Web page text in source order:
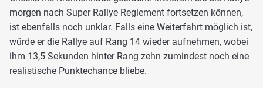
morgen nach Super Rallye Reglement fortsetzen können,
ist ebenfalls noch unklar. Falls eine Weiterfahrt möglich ist,
würde er die Rallye auf Rang 14 wieder aufnehmen, wobei
ihm 13,5 Sekunden hinter Rang zehn zumindest noch eine
realistische Punktechance bliebe.